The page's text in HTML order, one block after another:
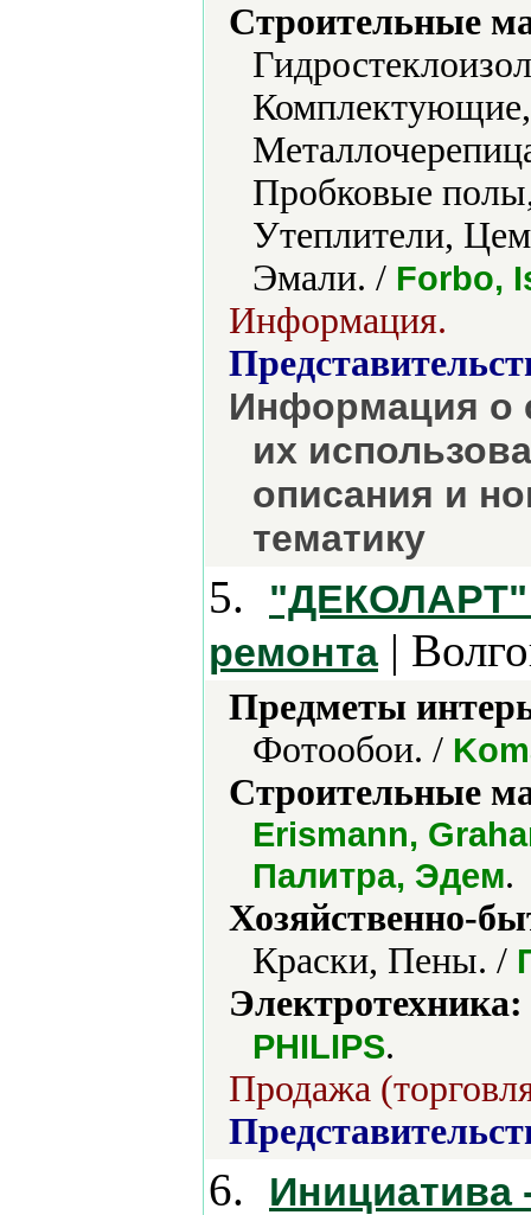
Строительные
Пробковые
Утеплители,
Эмали. / Forbo,
Информация.
Информация о
их
описания и
тематику
5.
"ДЕКОЛАРТ"
ремонта|
Предметы
Фотообои. /
Строительные
Erismann,
Палитра, Эдем.
Хозяйственно-
Краски, Пены. /
Электротехника:
PHILIPS.
Продажа
6. Инициатива